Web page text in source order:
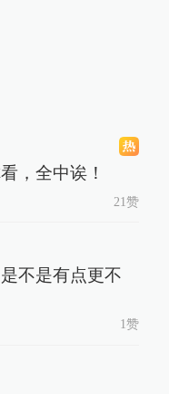
，全中诶！
21赞
不是有点更不
1赞